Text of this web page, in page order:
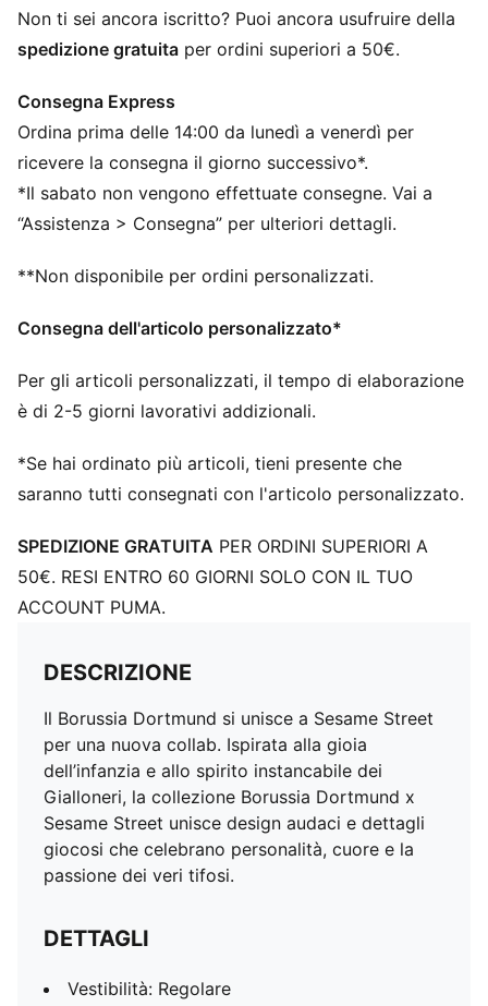
PUMA per ragazzi: per bambini più grandi dagli otto ai
sedici anni
Non ti sei ancora iscritto? Puoi ancora usufruire della
spedizione gratuita per ordini superiori a 50€.
Consegna Express
Ordina prima delle 14:00 da lunedì a venerdì per
ricevere la consegna il giorno successivo*.
*Il sabato non vengono effettuate consegne. Vai a
“Assistenza > Consegna” per ulteriori dettagli.
**Non disponibile per ordini personalizzati.
Consegna dell'articolo personalizzato*
Per gli articoli personalizzati, il tempo di elaborazione
è di 2-5 giorni lavorativi addizionali.
*Se hai ordinato più articoli, tieni presente che
saranno tutti consegnati con l'articolo personalizzato.
SPEDIZIONE GRATUITA PER ORDINI SUPERIORI A
50€. RESI ENTRO 60 GIORNI SOLO CON IL TUO
ACCOUNT PUMA.
DESCRIZIONE
Il Borussia Dortmund si unisce a Sesame Street
per una nuova collab. Ispirata alla gioia
dell’infanzia e allo spirito instancabile dei
Gialloneri, la collezione Borussia Dortmund x
Sesame Street unisce design audaci e dettagli
giocosi che celebrano personalità, cuore e la
passione dei veri tifosi.
DETTAGLI
Vestibilità: Regolare